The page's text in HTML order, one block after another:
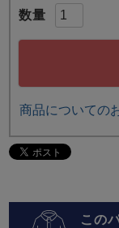
商品についての
この